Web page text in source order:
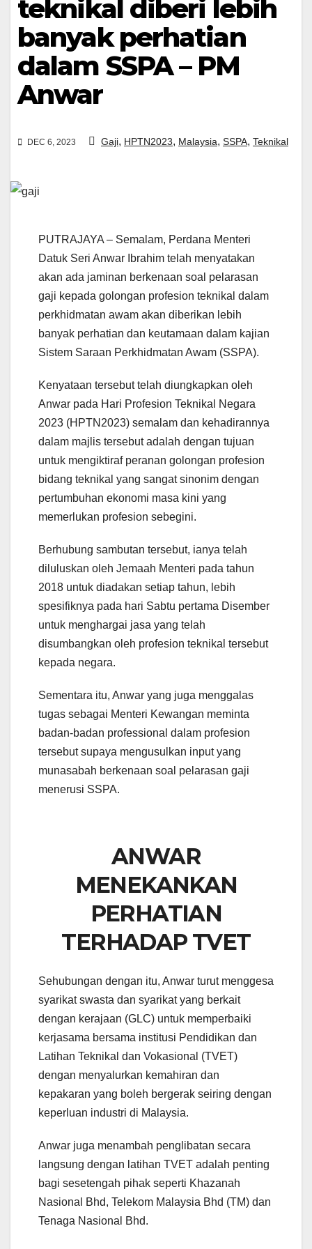
teknikal diberi lebih
banyak perhatian
dalam SSPA – PM
Anwar
DEC 6, 2023 Gaji, HPTN2023, Malaysia, SSPA, Teknikal
PUTRAJAYA – Semalam, Perdana Menteri
Datuk Seri Anwar Ibrahim telah menyatakan
akan ada jaminan berkenaan soal pelarasan
gaji kepada golongan profesion teknikal dalam
perkhidmatan awam akan diberikan lebih
banyak perhatian dan keutamaan dalam kajian
Sistem Saraan Perkhidmatan Awam (SSPA).
Kenyataan tersebut telah diungkapkan oleh
Anwar pada Hari Profesion Teknikal Negara
2023 (HPTN2023) semalam dan kehadirannya
dalam majlis tersebut adalah dengan tujuan
untuk mengiktiraf peranan golongan profesion
bidang teknikal yang sangat sinonim dengan
pertumbuhan ekonomi masa kini yang
memerlukan profesion sebegini.
Berhubung sambutan tersebut, ianya telah
diluluskan oleh Jemaah Menteri pada tahun
2018 untuk diadakan setiap tahun, lebih
spesifiknya pada hari Sabtu pertama Disember
untuk menghargai jasa yang telah
disumbangkan oleh profesion teknikal tersebut
kepada negara.
Sementara itu, Anwar yang juga menggalas
tugas sebagai Menteri Kewangan meminta
badan-badan professional dalam profesion
tersebut supaya mengusulkan input yang
munasabah berkenaan soal pelarasan gaji
menerusi SSPA.
Profesion Teknikal
2023) di Putrajaya,
– SADIQ
ASYRAF/Pejabat
Anwar Ibrahim
menghadiri
Profesion Teknikal
2023) di Putrajaya,
– SADIQ
ASYRAF/Pejabat
beramah mesra
kanak di Sambutan
Teknikal Negara
Putrajaya, 5
Disember, 2023. –
Perdana Menteri
ANWAR
MENEKANKAN
PERHATIAN
TERHADAP TVET
Sehubungan dengan itu, Anwar turut menggesa
syarikat swasta dan syarikat yang berkait
dengan kerajaan (GLC) untuk memperbaiki
kerjasama bersama institusi Pendidikan dan
Latihan Teknikal dan Vokasional (TVET)
dengan menyalurkan kemahiran dan
kepakaran yang boleh bergerak seiring dengan
keperluan industri di Malaysia.
Anwar juga menambah penglibatan secara
langsung dengan latihan TVET adalah penting
bagi sesetengah pihak seperti Khazanah
Nasional Bhd, Telekom Malaysia Bhd (TM) dan
Tenaga Nasional Bhd.